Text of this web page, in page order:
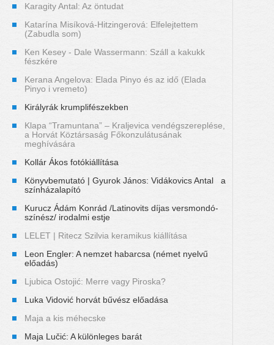
Karagity Antal: Az öntudat
Katarína Misíková-Hitzingerová: Elfelejtettem
(Zabudla som)
Ken Kesey - Dale Wassermann: Száll a kakukk
fészkére
Kerana Angelova: Elada Pinyo és az idő (Elada
Pinyo i vremeto)
Királyrák krumplifészekben
Klapa “Tramuntana” – Kraljevica vendégszereplése,
a Horvát Köztársaság Főkonzulátusának
meghívására
Kollár Ákos fotókiállítása
Könyvbemutató | Gyurok János: Vidákovics Antal a
színházalapító
Kurucz Ádám Konrád /Latinovits díjas versmondó-
színész/ irodalmi estje
LELET | Ritecz Szilvia keramikus kiállítása
Leon Engler: A nemzet habarcsa (német nyelvű
előadás)
Ljubica Ostojić: Merre vagy Piroska?
Luka Vidović horvát bűvész előadása
Maja a kis méhecske
Maja Lučić: A különleges barát